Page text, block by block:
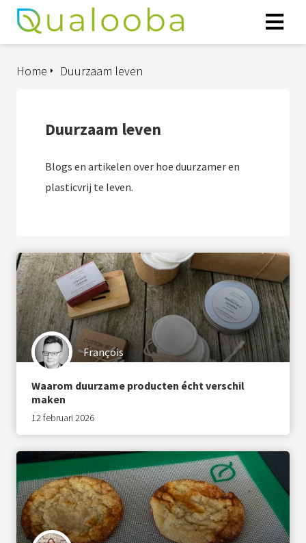
Duurzaam leven
Home
Duurzaam leven
Blogs en artikelen over hoe duurzamer en
plasticvrij te leven.
François
Waarom duurzame producten écht verschil
maken
12 februari 2026